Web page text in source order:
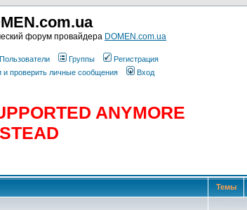
форум провайдера DOMEN.com.ua
Пользователи Группы
Регистрация
и проверить личные сообщения Вход
ANYMORE
Темы